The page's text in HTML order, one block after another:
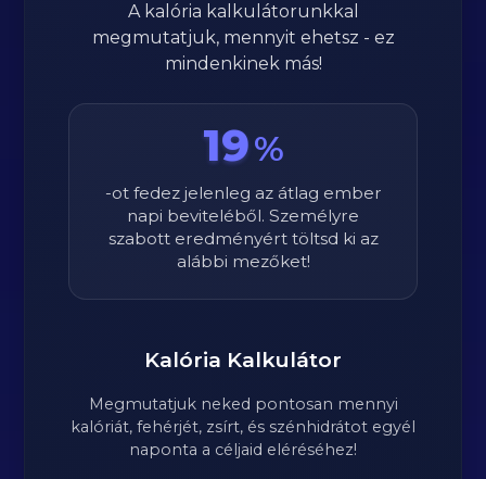
A kalória kalkulátorunkkal
megmutatjuk, mennyit ehetsz - ez
mindenkinek más!
19%
-ot fedez jelenleg az átlag ember
napi beviteléből. Személyre
szabott eredményért töltsd ki az
alábbi mezőket!
Kalória Kalkulátor
Megmutatjuk neked pontosan mennyi
kalóriát, fehérjét, zsírt, és szénhidrátot egyél
naponta a céljaid eléréséhez!